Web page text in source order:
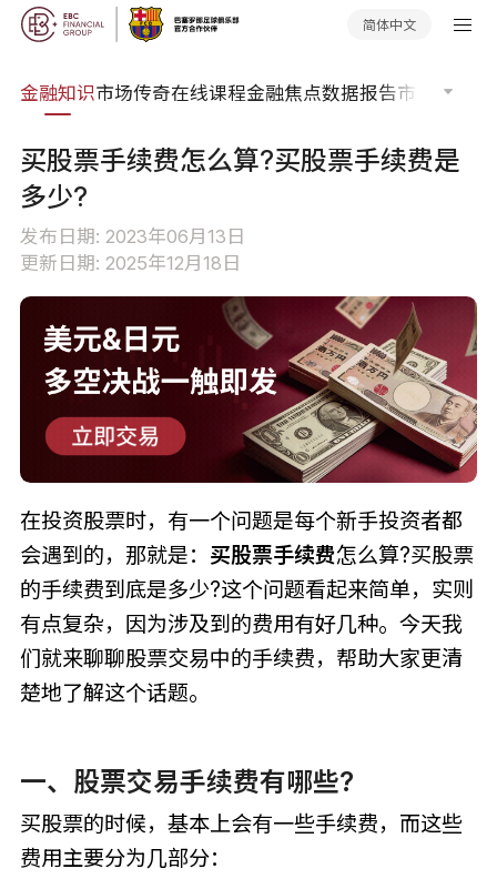
简体中文
金融知识市场传奇在线课程金融焦点数据报告市场分析
买股票手续费怎么算?买股票手续费是
多少?
发布日期: 2023年06月13日
更新日期: 2025年12月18日
在投资股票时，有一个问题是每个新手投资者都
会遇到的，那就是： 买股票手续费怎么算?买股票
的手续费到底是多少?这个问题看起来简单，实则
有点复杂，因为涉及到的费用有好几种。今天我
们就来聊聊股票交易中的手续费，帮助大家更清
楚地了解这个话题。
一、股票交易手续费有哪些?
买股票的时候，基本上会有一些手续费，而这些
费用主要分为几部分：